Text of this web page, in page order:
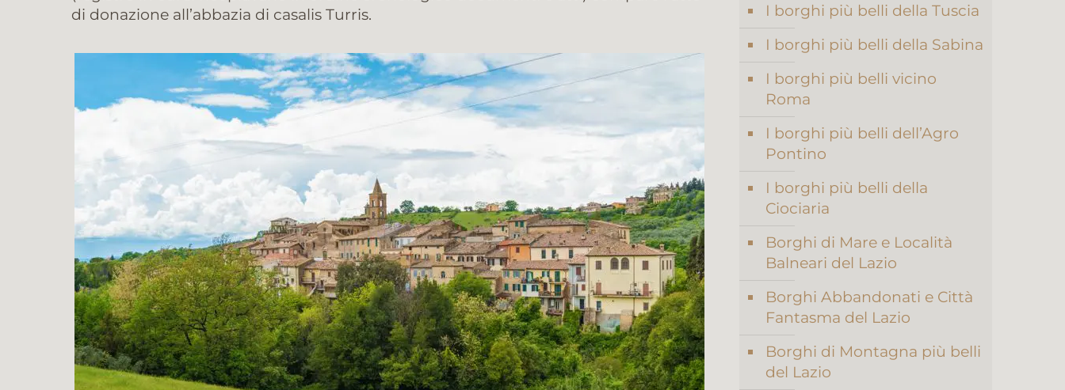
di donazione all’abbazia di casalis Turris.
I borghi più belli della Tuscia
I borghi più belli della Sabina
I borghi più belli vicino
Roma
I borghi più belli dell’Agro
Pontino
I borghi più belli della
Ciociaria
Borghi di Mare e Località
Balneari del Lazio
Borghi Abbandonati e Città
Fantasma del Lazio
Borghi di Montagna più belli
del Lazio